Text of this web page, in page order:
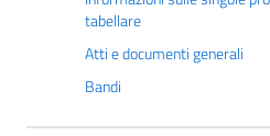
tabellare
Atti e documenti generali
Bandi